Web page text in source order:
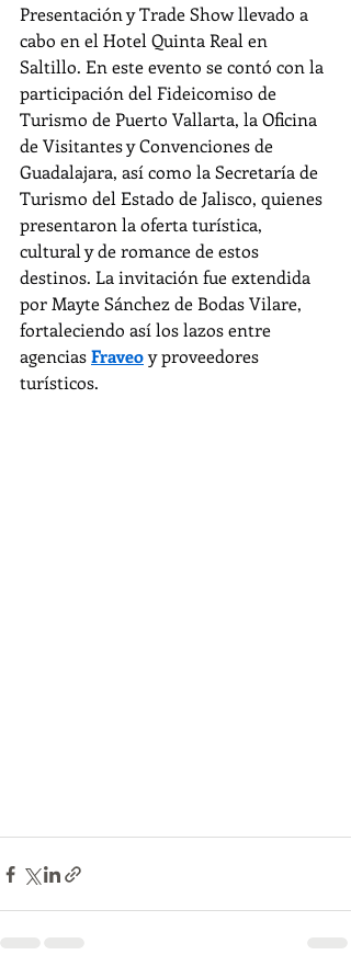
Presentación y Trade Show llevado a
cabo en el Hotel Quinta Real en
Saltillo. En este evento se contó con la
participación del Fideicomiso de
Turismo de Puerto Vallarta, la Oficina
de Visitantes y Convenciones de
Guadalajara, así como la Secretaría de
Turismo del Estado de Jalisco, quienes
presentaron la oferta turística,
cultural y de romance de estos
destinos. La invitación fue extendida
por Mayte Sánchez de Bodas Vilare,
fortaleciendo así los lazos entre
agencias Fraveo y proveedores
turísticos.